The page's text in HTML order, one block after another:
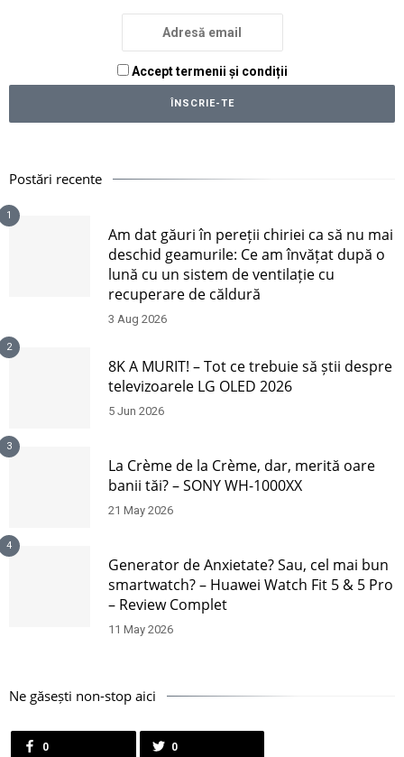
Accept termenii și condiții
Postări recente
1
Am dat găuri în pereții chiriei ca să nu mai
deschid geamurile: Ce am învățat după o
lună cu un sistem de ventilație cu
recuperare de căldură
3 Aug 2026
2
8K A MURIT! – Tot ce trebuie să știi despre
televizoarele LG OLED 2026
5 Jun 2026
3
La Crème de la Crème, dar, merită oare
banii tăi? – SONY WH-1000XX
21 May 2026
4
Generator de Anxietate? Sau, cel mai bun
smartwatch? – Huawei Watch Fit 5 & 5 Pro
– Review Complet
11 May 2026
Ne găsești non-stop aici
0 0